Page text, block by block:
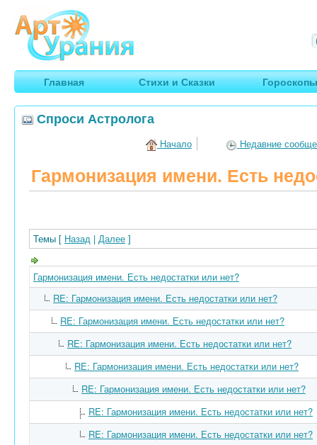
АртУрания
Умные гороскопы, творчество, путешествия
Главная Стихи и Сказки Гороскопы
Спроси Астролога
Начало Недавние
Гармонизация имени. Есть
Темы [ Назад | Далее ]
Гармонизация имени. Есть недостатки или нет?
RE: Гармонизация имени. Есть недостатки или нет?
RE: Гармонизация имени. Есть недостатки или нет?
RE: Гармонизация имени. Есть недостатки или нет?
RE: Гармонизация имени. Есть недостатки или нет?
RE: Гармонизация имени. Есть недостатки или нет?
RE: Гармонизация имени. Есть недостатки или нет?
RE: Гармонизация имени. Есть недостатки или нет?